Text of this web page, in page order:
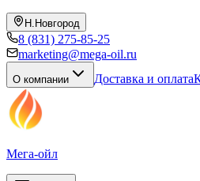
Н.Новгород
8 (831) 275-85-25
marketing@mega-oil.ru
О компании Доставка и оплата
Мега-ойл